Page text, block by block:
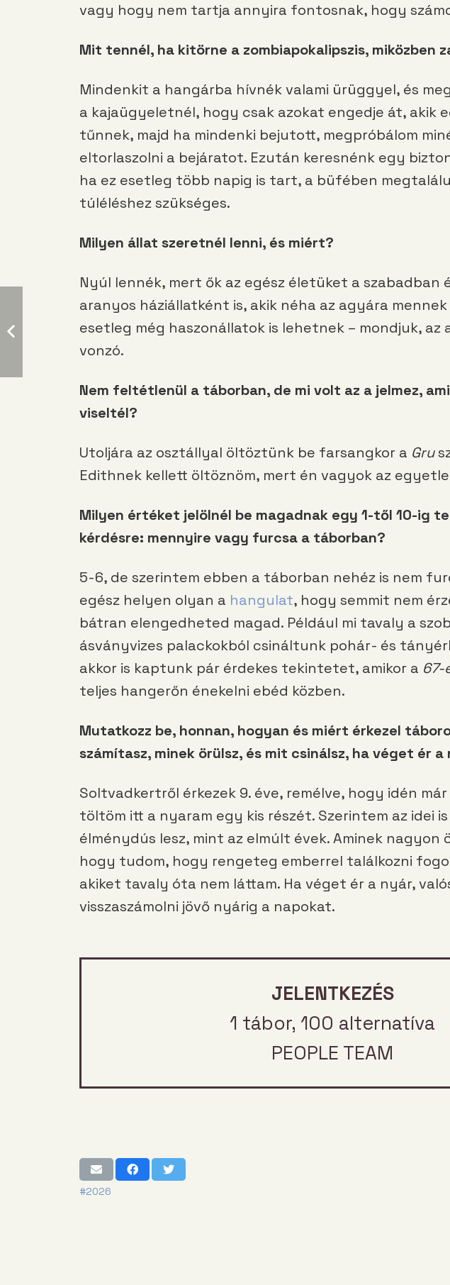
vagy hogy nem tartja annyira fontosnak, hogy
Mit tennél, ha kitörne a zombiapokalipszis, miközben
Mindenkit a hangárba hívnék valami ürüggyel, és
a kajaügyeletnél, hogy csak azokat engedje át, akik
tűnnek, majd ha mindenki bejutott, megpróbálom
eltorlaszolni a bejáratot. Ezután keresnénk egy
ha ez esetleg több napig is tart, a büfében
túléléshez szükséges.
Milyen állat szeretnél lenni, és miért?
Nyúl lennék, mert ők az egész életüket a szabadban
aranyos háziállatként is, akik néha az agyára
esetleg még haszonállatok is lehetnek – mondjuk, az
vonzó.
Nem feltétlenül a táborban, de mi volt az a jelmez,
viseltél?
Utoljára az osztállyal öltöztünk be farsangkor a Gru
Edithnek kellett öltöznöm, mert én vagyok az
Milyen értéket jelölnél be magadnak egy 1-től 10-ig
kérdésre: mennyire vagy furcsa a táborban?
5-6, de szerintem ebben a táborban nehéz is nem
egész helyen olyan a hangulat, hogy semmit nem
bátran elengedheted magad. Például mi tavaly a
ásványvizes palackokból csináltunk pohár- és
akkor is kaptunk pár érdekes tekintetet, amikor a 67-
teljes hangerőn énekelni ebéd közben.
Mutatkozz be, honnan, hogyan és miért érkezel
számítasz, minek örülsz, és mit csinálsz, ha véget ér a
Soltvadkertről érkezek 9. éve, remélve, hogy idén
töltöm itt a nyaram egy kis részét. Szerintem az idei
élménydús lesz, mint az elmúlt évek. Aminek nagyon
hogy tudom, hogy rengeteg emberrel találkozni
akiket tavaly óta nem láttam. Ha véget ér a nyár,
visszaszámolni jövő nyárig a napokat.
JELENTKEZÉS
1 tábor, 100 alternatíva
PEOPLE TEAM
#2026